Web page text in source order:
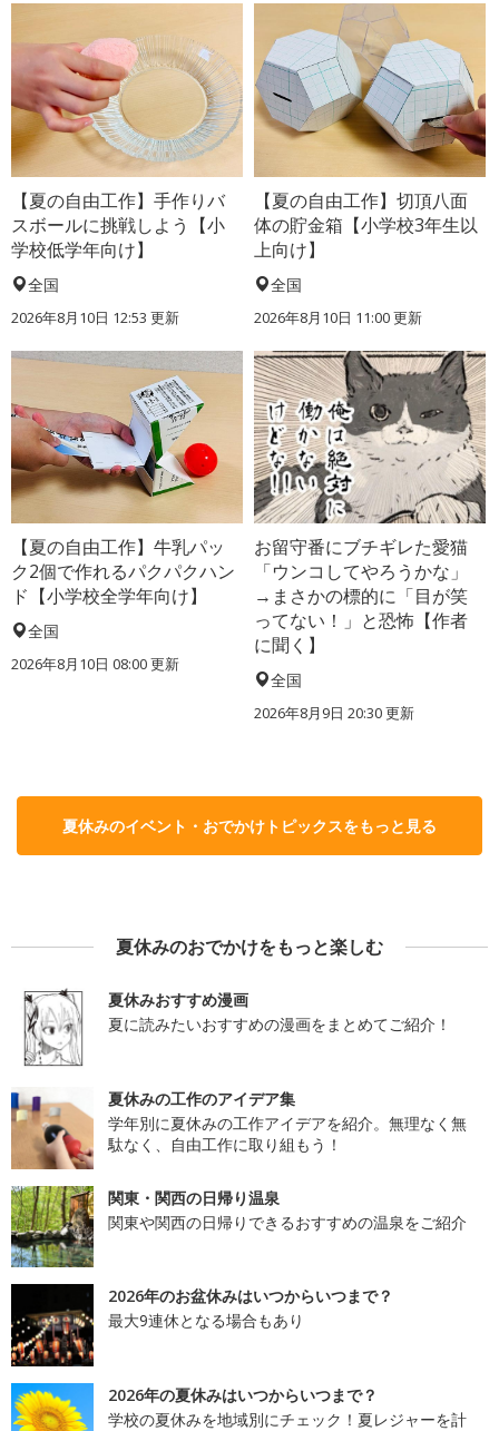
【夏の自由工作】手作りバ
スボールに挑戦しよう【小
学校低学年向け】
全国
2026年8月10日 12:53 更新
【夏の自由工作】切頂八面
体の貯金箱【小学校3年生以
上向け】
全国
2026年8月10日 11:00更新
【夏の自由工作】牛乳パッ
ク2個で作れるパクパクハン
ド【小学校全学年向け】
全国
2026年8月10日 08:00更新
お留守番にブチギレた愛猫
「ウンコしてやろうかな」
→まさかの標的に「目が笑
ってない！」と恐怖【作者
に聞く】
全国
2026年8月9日 20:30更新
夏休みのイベント・おでかけトピックスをもっと見る
夏休みのおでかけをもっと楽しむ
夏休みおすすめ漫画
夏に読みたいおすすめの漫画をまとめてご紹介！
夏休みの工作のアイデア集
学年別に夏休みの工作アイデアを紹介。無理なく無
駄なく、自由工作に取り組もう！
関東・関西の日帰り温泉
関東や関西の日帰りできるおすすめの温泉をご紹介
2026年のお盆休みはいつからいつまで？
最大9連休となる場合もあり
2026年の夏休みはいつからいつまで？
学校の夏休みを地域別にチェック！夏レジャーを計